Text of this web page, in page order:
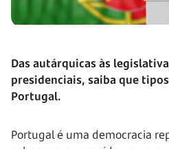
Das autárquicas às
presidenciais, saiba que
Portugal.
Portugal é uma democracia